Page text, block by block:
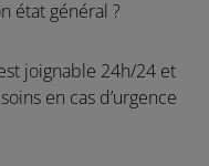
état général ?
joignable 24h/24 et
en cas d’urgence